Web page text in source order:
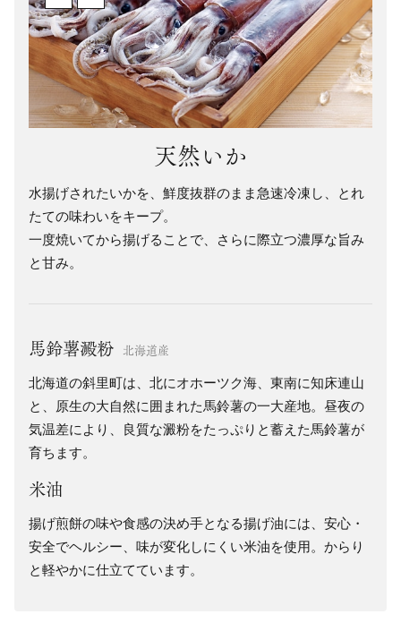
天然いか
水揚げされたいかを、鮮度抜群のまま急速冷凍し、とれ
たての味わいをキープ。
一度焼いてから揚げることで、さらに際立つ濃厚な旨み
と甘み。
馬鈴薯澱粉 北海道産
北海道の斜里町は、北にオホーツク海、東南に知床連山
と、原生の大自然に囲まれた馬鈴薯の一大産地。昼夜の
気温差により、良質な澱粉をたっぷりと蓄えた馬鈴薯が
育ちます。
米油
揚げ煎餅の味や食感の決め手となる揚げ油には、安心・
安全でヘルシー、味が変化しにくい米油を使用。からり
と軽やかに仕立てています。